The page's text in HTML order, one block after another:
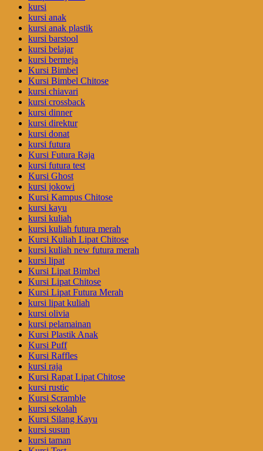
kursi
kursi anak
kursi anak plastik
kursi barstool
kursi belajar
kursi bermeja
Kursi Bimbel
Kursi Bimbel Chitose
kursi chiavari
kursi crossback
kursi dinner
kursi direktur
kursi donat
kursi futura
Kursi Futura Raja
kursi futura test
Kursi Ghost
kursi jokowi
Kursi Kampus Chitose
kursi kayu
kursi kuliah
kursi kuliah futura merah
Kursi Kuliah Lipat Chitose
kursi kuliah new futura merah
kursi lipat
Kursi Lipat Bimbel
Kursi Lipat Chitose
Kursi Lipat Futura Merah
kursi lipat kuliah
kursi olivia
kursi pelamainan
Kursi Plastik Anak
Kursi Puff
Kursi Raffles
kursi raja
Kursi Rapat Lipat Chitose
kursi rustic
Kursi Scramble
kursi sekolah
Kursi Silang Kayu
kursi susun
kursi taman